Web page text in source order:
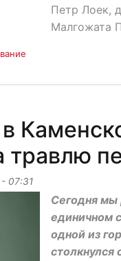
Петр Лоек,
Малгожата
травлю
07:31
Сегодня мы
единичном
одной из